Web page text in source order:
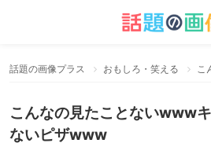
話題の画像プラス おもしろ・笑える
こんなの見たことないwww
ないピザwww